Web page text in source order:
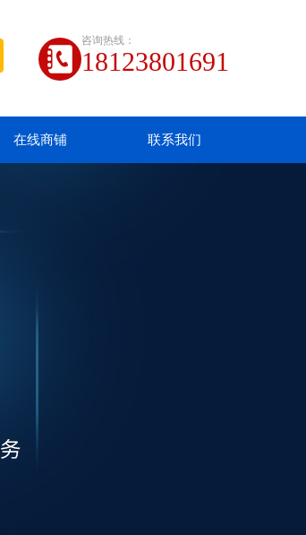
咨询热线：
18123801691
在线商铺 联系我们